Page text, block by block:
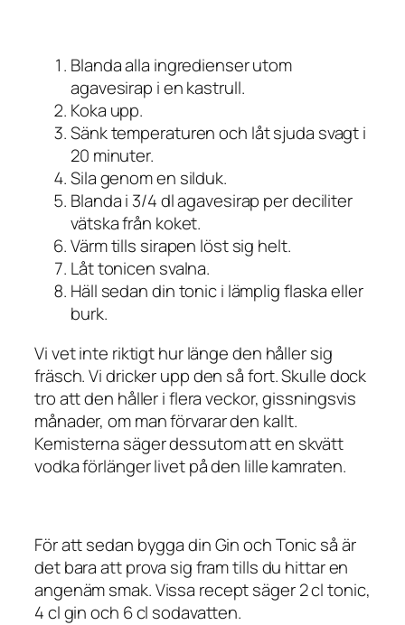
Blanda alla ingredienser utom
agavesirap i en kastrull.
Koka upp.
Sänk temperaturen och låt sjuda svagt i
20 minuter.
Sila genom en silduk.
Blanda i 3/4 dl agavesirap per deciliter
vätska från koket.
Värm tills sirapen löst sig helt.
Låt tonicen svalna.
Häll sedan din tonic i lämplig flaska eller
burk.
Vi vet inte riktigt hur länge den håller sig
fräsch. Vi dricker upp den så fort. Skulle dock
tro att den håller i flera veckor, gissningsvis
månader, om man förvarar den kallt.
Kemisterna säger dessutom att en skvätt
vodka förlänger livet på den lille kamraten.
För att sedan bygga din Gin och Tonic så är
det bara att prova sig fram tills du hittar en
angenäm smak. Vissa recept säger 2 cl tonic,
4 cl gin och 6 cl sodavatten.